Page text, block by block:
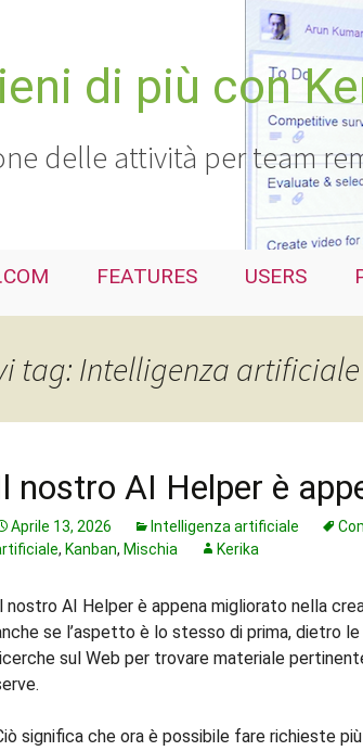
di più con
delle attività per team
FEATURES USERS
tag: Intelligenza artificiale
nostro AI Helper è
Aprile 13, 2026 Intelligenza artificiale
, Kanban, Mischia Kerika
nostro AI Helper è appena migliorato nella
se l’aspetto è lo stesso di prima, dietro
sul Web per trovare materiale
significa che ora è possibile fare richieste